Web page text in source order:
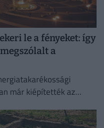
le a fényeket: így
a
már kiépítették az